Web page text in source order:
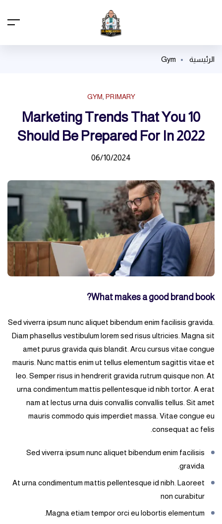
الرئيسية Gym
GYM PRIMARY
10 Marketing Trends That You
Should Be Prepared For In 2022
06/10/2024
What makes a good brand book?
Sed viverra ipsum nunc aliquet bibendum enim facilisis gravida.
Diam phasellus vestibulum lorem sed risus ultricies. Magna sit
amet purus gravida quis blandit. Arcu cursus vitae congue
mauris. Nunc mattis enim ut tellus elementum sagittis vitae et
leo. Semper risus in hendrerit gravida rutrum quisque non. At
urna condimentum mattis pellentesque id nibh tortor. A erat
nam at lectus urna duis convallis convallis tellus. Sit amet
mauris commodo quis imperdiet massa. Vitae congue eu
consequat ac felis.
Sed viverra ipsum nunc aliquet bibendum enim facilisis
gravida.
At urna condimentum mattis pellentesque id nibh. Laoreet
non curabitur
Magna etiam tempor orci eu lobortis elementum.